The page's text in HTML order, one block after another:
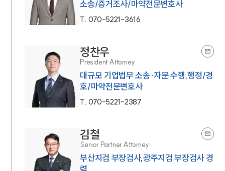
소송/증거조사/마약전문변호사
T. 070-5221-3616
정찬우
President Attorney
대규모 기업법무 소송·자문 수행,행정/경
호/마약전문변호사
T. 070-5221-2387
김철
Senior Partner Attorney
부산지검 부장검사,광주지검 부장검사 경
력